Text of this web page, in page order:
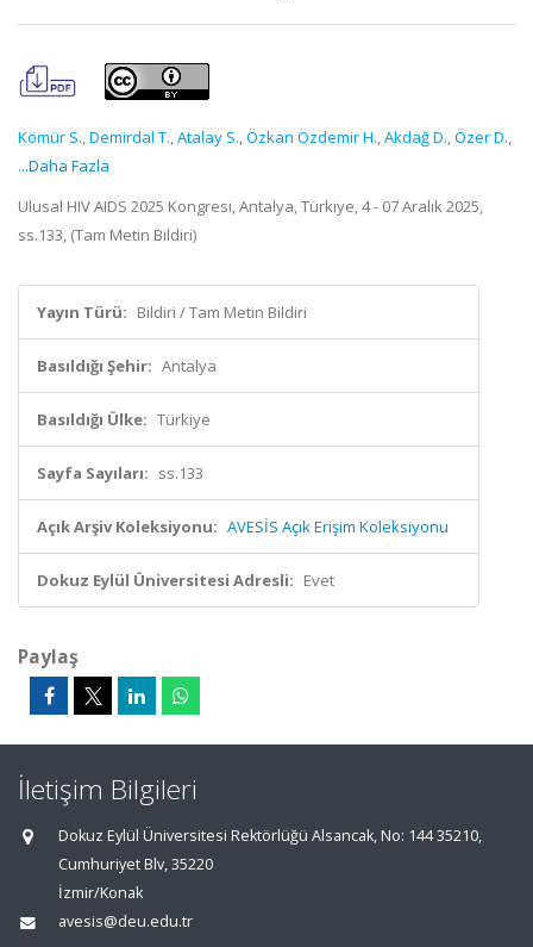
Kömür S.,Demirdal T.,Atalay S.,Özkan Özdemir H.,Akdağ D.,Özer D.,
...Daha Fazla
Ulusal HIV AIDS 2025 Kongresi, Antalya, Türkiye, 4 - 07 Aralık 2025,
ss.133, (Tam Metin Bildiri)
Yayın Türü: Bildiri / Tam Metin Bildiri
Basıldığı Şehir: Antalya
Basıldığı Ülke: Türkiye
Sayfa Sayıları: ss.133
Açık Arşiv Koleksiyonu: AVESİS Açık Erişim Koleksiyonu
Dokuz Eylül Üniversitesi Adresli: Evet
Paylaş
İletişim Bilgileri
Dokuz Eylül Üniversitesi Rektörlüğü Alsancak, No: 144 35210,
Cumhuriyet Blv, 35220
İzmir/Konak
avesis@deu.edu.tr